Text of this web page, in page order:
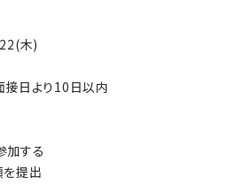
木)
接日より10日以内
加する
提出